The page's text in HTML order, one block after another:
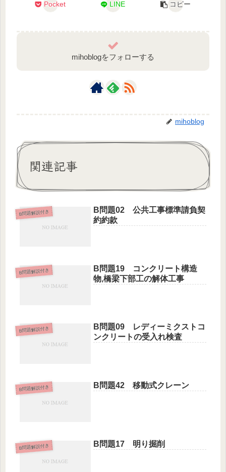
Pocket LINE コピー
mihoblogをフォローする
mihoblog
関連記事
B問題解説付き
B問題02 公共工事標準請負契
約約款
B問題解説付き
B問題19 コンクリート構造
物,橋梁下部工の解体工事
B問題解説付き
B問題09 レディーミクストコ
ンクリートの受入れ検査
B問題解説付き B問題42 移動式クレーン
B問題解説付き B問題17 明り掘削